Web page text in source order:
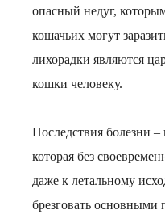
опасный недуг,
кошачьих могут
лихорадки являются
кошки человеку.
Последствия болезни
которая без
даже к летальному
брезговать основными